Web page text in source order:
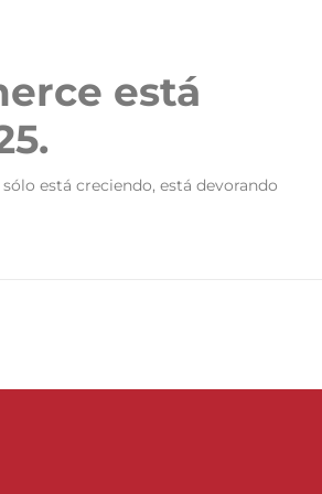
está
está creciendo, está devorando